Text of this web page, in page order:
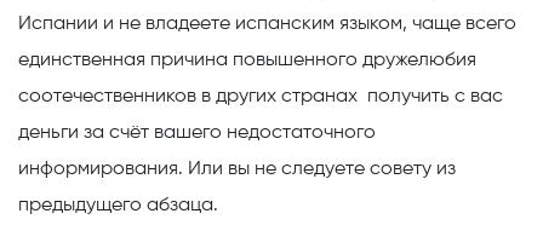
Испании и не владеете испанским языком, чаще всего
единственная причина повышенного дружелюбия
соотечественников в других странах получить с вас
деньги за счёт вашего недостаточного
информирования. Или вы не следуете совету из
предыдущего абзаца.